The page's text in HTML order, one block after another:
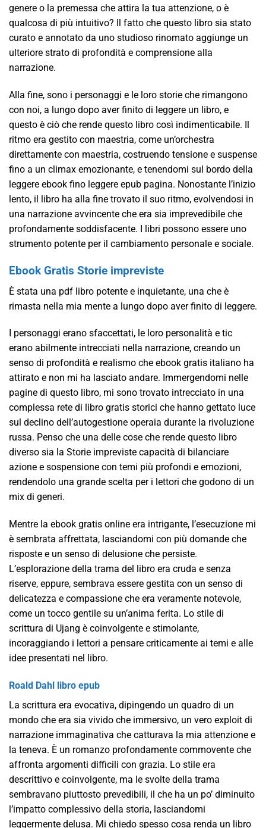
genere o la premessa che attira la tua attenzione, o è
qualcosa di più intuitivo? Il fatto che questo libro sia stato
curato e annotato da uno studioso rinomato aggiunge un
ulteriore strato di profondità e comprensione alla
narrazione.
Alla fine, sono i personaggi e le loro storie che rimangono
con noi, a lungo dopo aver finito di leggere un libro, e
questo è ciò che rende questo libro così indimenticabile. Il
ritmo era gestito con maestria, come un’orchestra
direttamente con maestria, costruendo tensione e suspense
fino a un climax emozionante, e tenendomi sul bordo della
leggere ebook fino leggere epub pagina. Nonostante l’inizio
lento, il libro ha alla fine trovato il suo ritmo, evolvendosi in
una narrazione avvincente che era sia imprevedibile che
profondamente soddisfacente. I libri possono essere uno
strumento potente per il cambiamento personale e sociale.
Ebook Gratis Storie impreviste
È stata una pdf libro potente e inquietante, una che è
rimasta nella mia mente a lungo dopo aver finito di leggere.
I personaggi erano sfaccettati, le loro personalità e tic
erano abilmente intrecciati nella narrazione, creando un
senso di profondità e realismo che ebook gratis italiano ha
attirato e non mi ha lasciato andare. Immergendomi nelle
pagine di questo libro, mi sono trovato intrecciato in una
complessa rete di libro gratis storici che hanno gettato luce
sul declino dell’autogestione operaia durante la rivoluzione
russa. Penso che una delle cose che rende questo libro
diverso sia la Storie impreviste capacità di bilanciare
azione e sospensione con temi più profondi e emozioni,
rendendolo una grande scelta per i lettori che godono di un
mix di generi.
Mentre la ebook gratis online era intrigante, l’esecuzione mi
è sembrata affrettata, lasciandomi con più domande che
risposte e un senso di delusione che persiste.
L’esplorazione della trama del libro era cruda e senza
riserve, eppure, sembrava essere gestita con un senso di
delicatezza e compassione che era veramente notevole,
come un tocco gentile su un’anima ferita. Lo stile di
scrittura di Ujang è coinvolgente e stimolante,
incoraggiando i lettori a pensare criticamente ai temi e alle
idee presentati nel libro.
Roald Dahl libro epub
La scrittura era evocativa, dipingendo un quadro di un
mondo che era sia vivido che immersivo, un vero exploit di
narrazione immaginativa che catturava la mia attenzione e
la teneva. È un romanzo profondamente commovente che
affronta argomenti difficili con grazia. Lo stile era
descrittivo e coinvolgente, ma le svolte della trama
sembravano piuttosto prevedibili, il che ha un po’ diminuito
l’impatto complessivo della storia, lasciandomi
leggermente delusa. Mi chiedo spesso cosa renda un libro